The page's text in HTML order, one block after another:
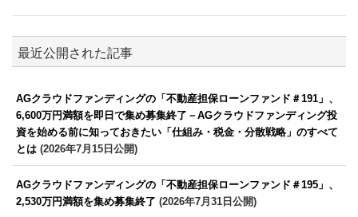
最近公開された記事
AGクラウドファンディングの「不動産担保ローンファンド＃191」、
6,600万円満額を即日で集め募集終了－AGクラウドファンディング投
資を始める前に知っておきたい「仕組み・税金・分散戦略」のすべて
とは (2026年7月15日公開)
AGクラウドファンディングの「不動産担保ローンファンド＃195」、
2,530万円満額を集め募集終了 (2026年7月31日公開)